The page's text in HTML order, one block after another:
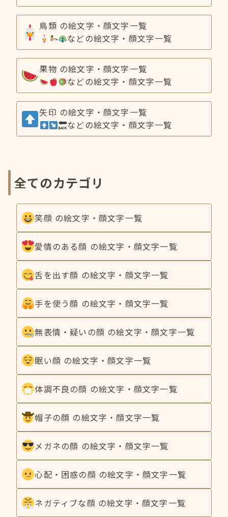
鳥類 の絵文字・顔文字一覧
などの絵文字・顔文字一覧
果物 の絵文字・顔文字一覧
などの絵文字・顔文字一覧
矢印 の絵文字・顔文字一覧
などの絵文字・顔文字一覧
全てのカテゴリ
笑顔 の絵文字・顔文字一覧
愛情のある顔 の絵文字・顔文字一覧
舌を出す顔 の絵文字・顔文字一覧
手を使う顔 の絵文字・顔文字一覧
無表情・疑いの顔 の絵文字・顔文字一覧
眠い顔 の絵文字・顔文字一覧
体調不良の顔 の絵文字・顔文字一覧
帽子の顔 の絵文字・顔文字一覧
メガネの顔 の絵文字・顔文字一覧
心配・困惑の顔 の絵文字・顔文字一覧
ネガティブな顔 の絵文字・顔文字一覧